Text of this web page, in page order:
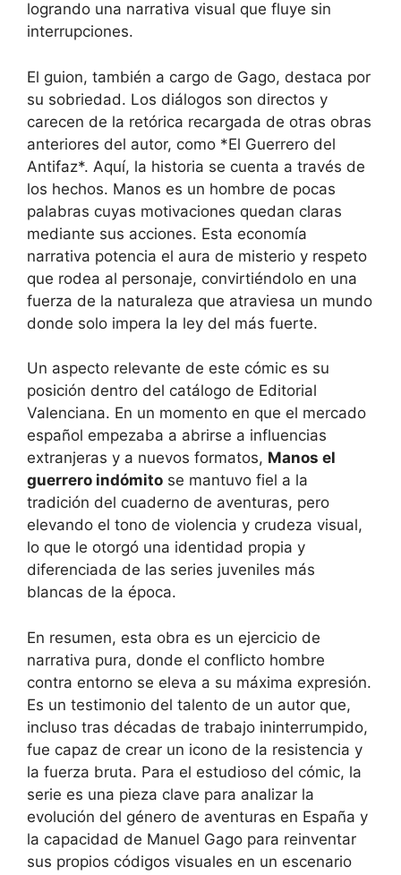
logrando una narrativa visual que fluye sin
interrupciones.
El guion, también a cargo de Gago, destaca por
su sobriedad. Los diálogos son directos y
carecen de la retórica recargada de otras obras
anteriores del autor, como *El Guerrero del
Antifaz*. Aquí, la historia se cuenta a través de
los hechos. Manos es un hombre de pocas
palabras cuyas motivaciones quedan claras
mediante sus acciones. Esta economía
narrativa potencia el aura de misterio y respeto
que rodea al personaje, convirtiéndolo en una
fuerza de la naturaleza que atraviesa un mundo
donde solo impera la ley del más fuerte.
Un aspecto relevante de este cómic es su
posición dentro del catálogo de Editorial
Valenciana. En un momento en que el mercado
español empezaba a abrirse a influencias
extranjeras y a nuevos formatos, Manos el
guerrero indómito se mantuvo fiel a la
tradición del cuaderno de aventuras, pero
elevando el tono de violencia y crudeza visual,
lo que le otorgó una identidad propia y
diferenciada de las series juveniles más
blancas de la época.
En resumen, esta obra es un ejercicio de
narrativa pura, donde el conflicto hombre
contra entorno se eleva a su máxima expresión.
Es un testimonio del talento de un autor que,
incluso tras décadas de trabajo ininterrumpido,
fue capaz de crear un icono de la resistencia y
la fuerza bruta. Para el estudioso del cómic, la
serie es una pieza clave para analizar la
evolución del género de aventuras en España y
la capacidad de Manuel Gago para reinventar
sus propios códigos visuales en un escenario